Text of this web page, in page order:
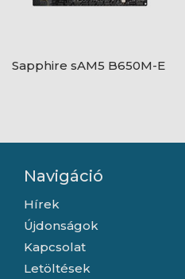
Sapphire sAM5 B650M-E
Navigáció
Hírek
Újdonságok
Kapcsolat
Letöltések